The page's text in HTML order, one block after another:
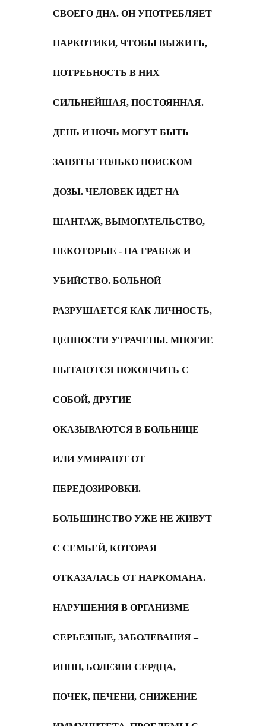
СВОЕГО ДНА. ОН УПОТРЕБЛЯЕТ
НАРКОТИКИ, ЧТОБЫ ВЫЖИТЬ,
ПОТРЕБНОСТЬ В НИХ
СИЛЬНЕЙШАЯ, ПОСТОЯННАЯ.
ДЕНЬ И НОЧЬ МОГУТ БЫТЬ
ЗАНЯТЫ ТОЛЬКО ПОИСКОМ
ДОЗЫ. ЧЕЛОВЕК ИДЕТ НА
ШАНТАЖ, ВЫМОГАТЕЛЬСТВО,
НЕКОТОРЫЕ - НА ГРАБЕЖ И
УБИЙСТВО. БОЛЬНОЙ
РАЗРУШАЕТСЯ КАК ЛИЧНОСТЬ,
ЦЕННОСТИ УТРАЧЕНЫ. МНОГИЕ
ПЫТАЮТСЯ ПОКОНЧИТЬ С
СОБОЙ, ДРУГИЕ
ОКАЗЫВАЮТСЯ В БОЛЬНИЦЕ
ИЛИ УМИРАЮТ ОТ
ПЕРЕДОЗИРОВКИ.
БОЛЬШИНСТВО УЖЕ НЕ ЖИВУТ
С СЕМЬЕЙ, КОТОРАЯ
ОТКАЗАЛАСЬ ОТ НАРКОМАНА.
НАРУШЕНИЯ В ОРГАНИЗМЕ
СЕРЬЕЗНЫЕ, ЗАБОЛЕВАНИЯ –
ИППП, БОЛЕЗНИ СЕРДЦА,
ПОЧЕК, ПЕЧЕНИ, СНИЖЕНИЕ